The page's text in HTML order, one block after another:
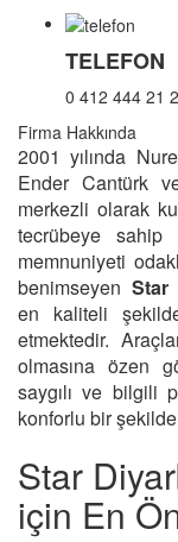
TELEFON
0 412 444 21
Firma Hakkında
2001 yılında
Ender Cantürk
merkezli olarak
tecrübeye sahip
memnuniyeti
benimseyen Star
en kaliteli
etmektedir.
olmasına özen
saygılı ve bilgili
konforlu bir
Star
için En